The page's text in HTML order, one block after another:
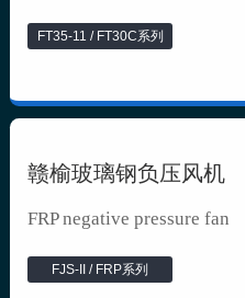
FT35-11 / FT30C系列
赣榆玻璃钢负压风机
FRP negative pressure fan
FJS-II / FRP系列